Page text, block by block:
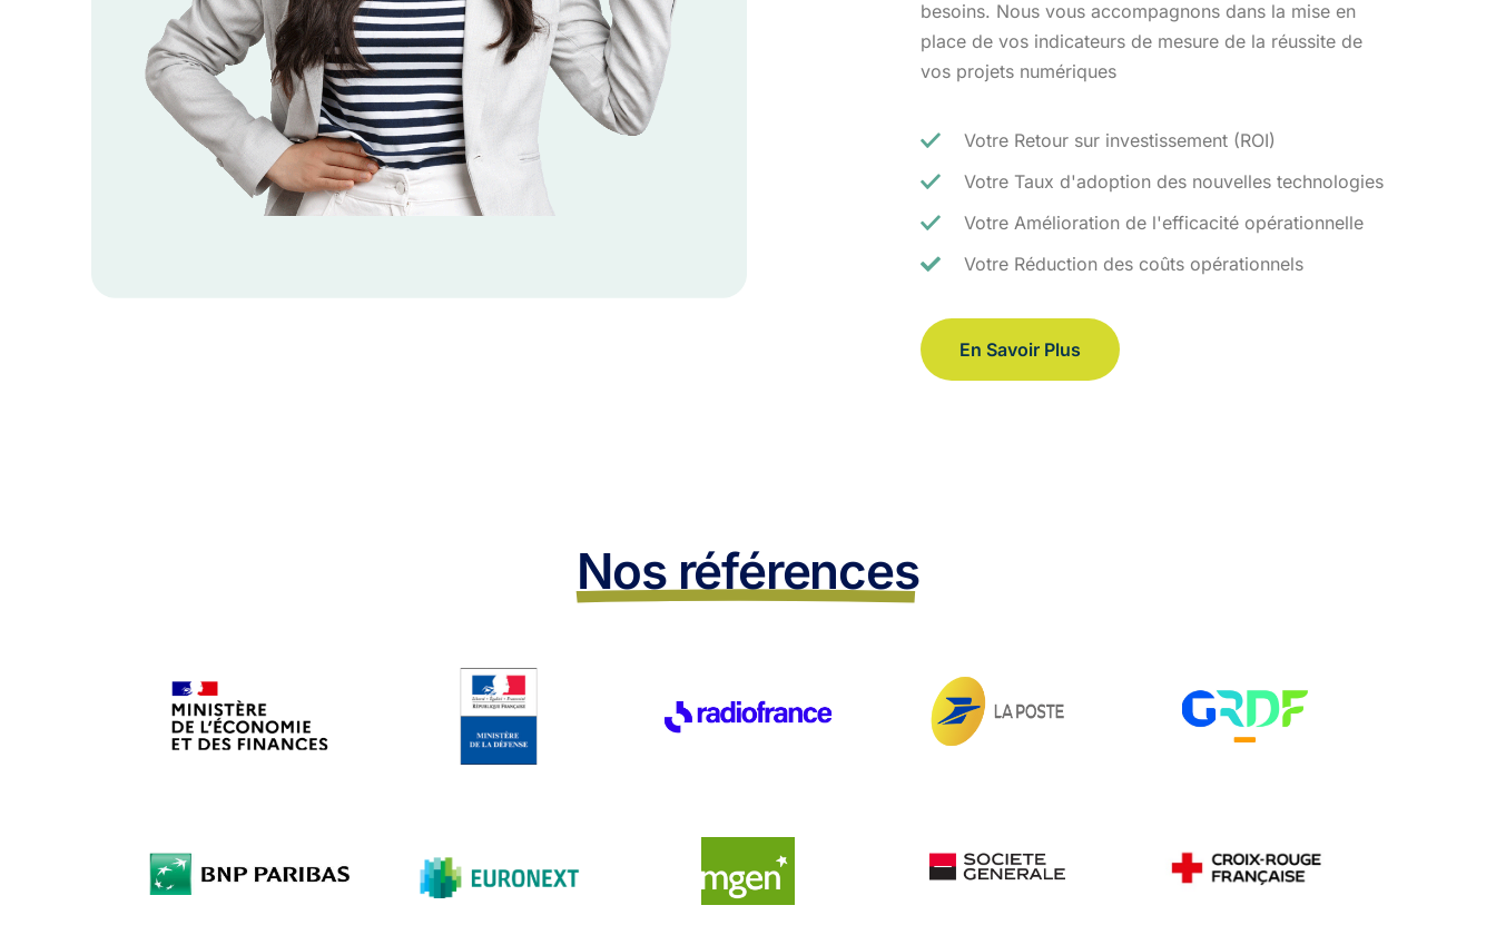
besoins. Nous vous accompagnons dans la mise en
place de vos indicateurs de mesure de la réussite de
vos projets numériques
Votre Retour sur investissement (ROI)
Votre Taux d'adoption des nouvelles technologies
Votre Amélioration de l'efficacité opérationnelle
Votre Réduction des coûts opérationnels
En Savoir Plus
Nos références